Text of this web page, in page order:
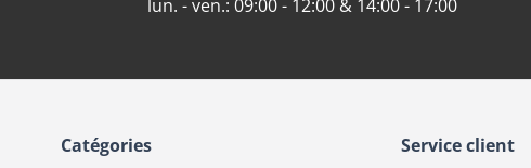
lun. - ven.: 09:00 - 12:00 & 14:00 - 17:00
Catégories
Service client